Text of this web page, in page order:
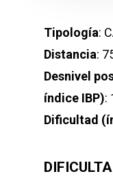
Tipología:
Distancia:
Desnivel
índice IBP):
Dificultad